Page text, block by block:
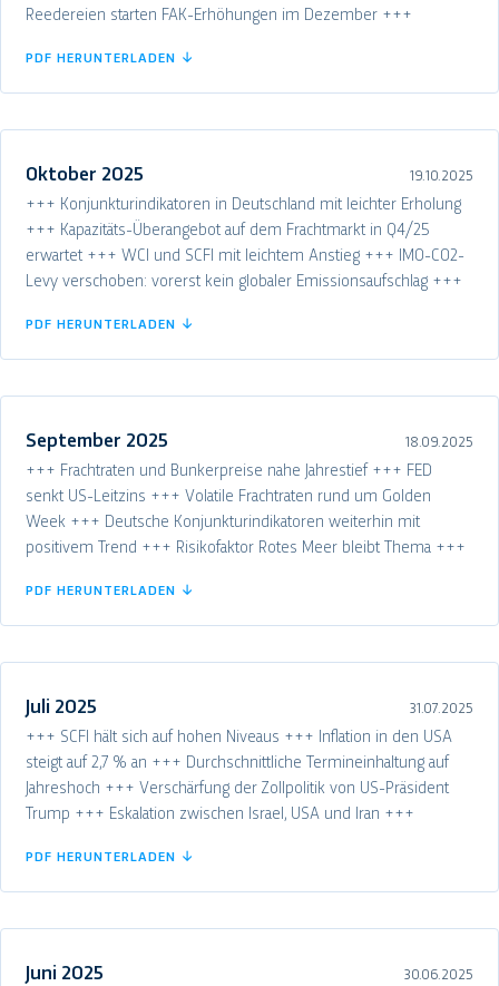
Reedereien starten FAK-Erhöhungen im Dezember +++
PDF HERUNTERLADEN ↓
Oktober 2025 19.10.2025
+++ Konjunkturindikatoren in Deutschland mit leichter Erholung
+++ Kapazitäts-Überangebot auf dem Frachtmarkt in Q4/25
erwartet +++ WCI und SCFI mit leichtem Anstieg +++ IMO-CO2-
Levy verschoben: vorerst kein globaler Emissionsaufschlag +++
PDF HERUNTERLADEN ↓
September 2025 18.09.2025
+++ Frachtraten und Bunkerpreise nahe Jahrestief +++ FED
senkt US-Leitzins +++ Volatile Frachtraten rund um Golden
Week +++ Deutsche Konjunkturindikatoren weiterhin mit
positivem Trend +++ Risikofaktor Rotes Meer bleibt Thema +++
PDF HERUNTERLADEN ↓
Juli 2025 31.07.2025
+++ SCFI hält sich auf hohen Niveaus +++ Inflation in den USA
steigt auf 2,7 % an +++ Durchschnittliche Termineinhaltung auf
Jahreshoch +++ Verschärfung der Zollpolitik von US-Präsident
Trump +++ Eskalation zwischen Israel, USA und Iran +++
PDF HERUNTERLADEN ↓
Juni 2025 30.06.2025